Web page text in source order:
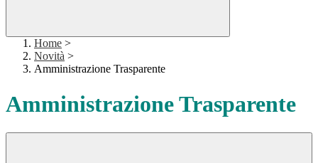
Home >
Novità >
Amministrazione Trasparente
Amministrazione Trasparente